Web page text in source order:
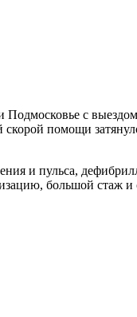
с
помощи
и пульса,
большой стаж